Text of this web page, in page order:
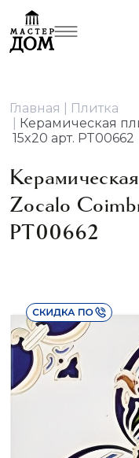
Главная
Плитка
Керамическая
15x20 арт. PT00662
Zocalo
PT00662